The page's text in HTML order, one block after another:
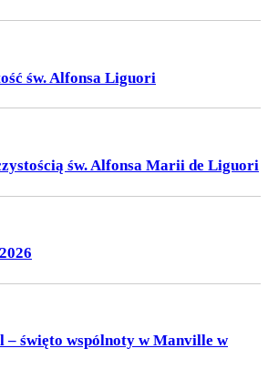
św. Alfonsa Liguori
św. Alfonsa Marii de Liguori
– święto wspólnoty w Manville w